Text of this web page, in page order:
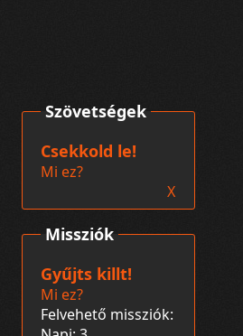
Missziók
Gyűjts killt!
Mi ez?
Felvehető missziók:
Szövetségek
Csekkold le!
Mi ez?
X